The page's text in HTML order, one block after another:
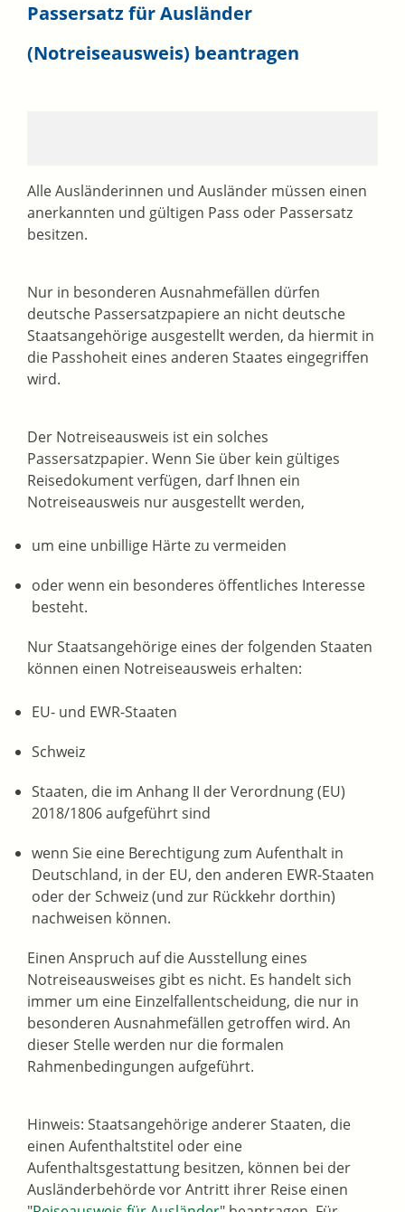
Passersatz für Ausländer
(Notreiseausweis) beantragen
Alle Ausländerinnen und Ausländer müssen einen
anerkannten und gültigen Pass oder Passersatz
besitzen.
Nur in besonderen Ausnahmefällen dürfen
deutsche Passersatzpapiere an nicht deutsche
Staatsangehörige ausgestellt werden, da hiermit in
die Passhoheit eines anderen Staates eingegriffen
wird.
Der Notreiseausweis ist ein solches
Passersatzpapier. Wenn Sie über kein gültiges
Reisedokument verfügen, darf Ihnen ein
Notreiseausweis nur ausgestellt werden,
um eine unbillige Härte zu vermeiden
oder wenn ein besonderes öffentliches Interesse
besteht.
Nur Staatsangehörige eines der folgenden Staaten
können einen Notreiseausweis erhalten:
EU- und EWR-Staaten
Schweiz
Staaten, die im Anhang II der Verordnung (EU)
2018/1806 aufgeführt sind
wenn Sie eine Berechtigung zum Aufenthalt in
Deutschland, in der EU, den anderen EWR-Staaten
oder der Schweiz (und zur Rückkehr dorthin)
nachweisen können.
Einen Anspruch auf die Ausstellung eines
Notreiseausweises gibt es nicht. Es handelt sich
immer um eine Einzelfallentscheidung, die nur in
besonderen Ausnahmefällen getroffen wird. An
dieser Stelle werden nur die formalen
Rahmenbedingungen aufgeführt.
Hinweis: Staatsangehörige anderer Staaten, die
einen Aufenthaltstitel oder eine
Aufenthaltsgestattung besitzen, können bei der
Ausländerbehörde vor Antritt ihrer Reise einen